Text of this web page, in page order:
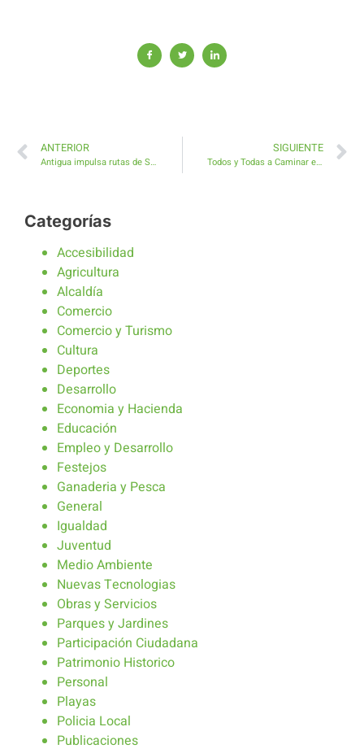
ANTERIOR
Antigua impulsa rutas de Senderismo para mayores de 60 años
SIGUIENTE
Todos y Todas a Caminar en la Ruta de Senderismo de Antigua celebrando el Día de la Mujer
Categorías
Accesibilidad
Agricultura
Alcaldía
Comercio
Comercio y Turismo
Cultura
Deportes
Desarrollo
Economia y Hacienda
Educación
Empleo y Desarrollo
Festejos
Ganaderia y Pesca
General
Igualdad
Juventud
Medio Ambiente
Nuevas Tecnologias
Obras y Servicios
Parques y Jardines
Participación Ciudadana
Patrimonio Historico
Personal
Playas
Policia Local
Publicaciones